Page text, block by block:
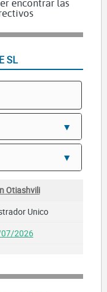
SL
Otiashvili
Unico
2026